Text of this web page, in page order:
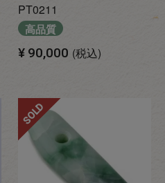
PT0211
高品質
¥ 90,000 税込
SOLD